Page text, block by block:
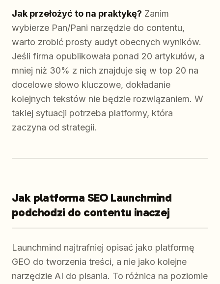
Jak przełożyć to na praktykę? Zanim
wybierze Pan/Pani narzędzie do contentu,
warto zrobić prosty audyt obecnych wyników.
Jeśli firma opublikowała ponad 20 artykułów, a
mniej niż 30% z nich znajduje się w top 20 na
docelowe słowo kluczowe, dokładanie
kolejnych tekstów nie będzie rozwiązaniem. W
takiej sytuacji potrzeba platformy, która
zaczyna od strategii.
Jak platforma SEO Launchmind
podchodzi do contentu inaczej
Launchmind najtrafniej opisać jako platformę
GEO do tworzenia treści, a nie jako kolejne
narzędzie AI do pisania. To różnica na poziomie